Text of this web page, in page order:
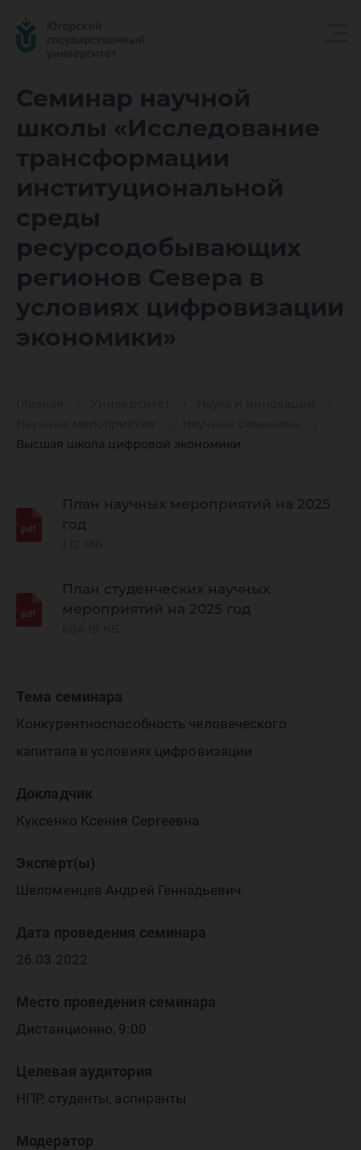
Семинар научной
школы «Исследование
трансформации
институциональной
среды
ресурсодобывающих
регионов Севера в
условиях цифровизации
экономики»
Высшая школа цифровой экономики
школы
среды
План научных мероприятий на 2025
год
План студенческих научных
мероприятий на 2025 год
Тема семинара
Конкурентноспособность человеческого
капитала в условиях цифровизации
Докладчик
Куксенко Ксения Сергеевна
Эксперт(ы)
Шеломенцев Андрей Геннадьевич
Дата проведения семинара
26.03.2022
Место проведения семинара
Дистанционно, 9:00
Целевая аудитория
НПР, студенты, аспиранты
Модератор